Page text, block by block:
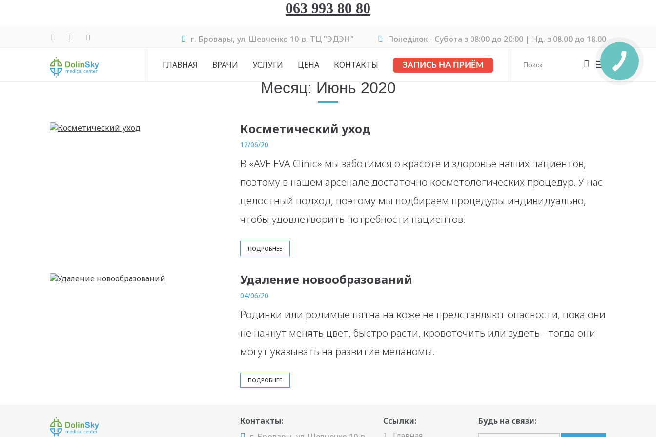
063 993 80 80
г. Бровары, ул. Шевченко 10-в, ТЦ "ЭДЭН" Понеділок - Cубота з 08:00 до 20:00 | Нд. з 08.00 до 18.00
ГЛАВНАЯ ВРАЧИ УСЛУГИ ЦЕНА КОНТАКТЫ ЗАПИСЬ НА ПРИЁМ
Месяц: Июнь 2020
Косметический уход
12/06/20
В «AVE EVA Clinic» мы заботимся о красоте и здоровье наших пациентов,
поэтому в нашем арсенале достаточно косметологических процедур. У нас
целостный подход, поэтому мы подбираем процедуры индивидуально,
чтобы удовлетворить потребности пациентов.
ПОДРОБНЕЕ
Удаление новообразований
04/06/20
Родинки или родимые пятна на коже не представляют опасности, пока они
не начнут менять цвет, быстро расти, кровоточить или зудеть - тогда они
могут указывать на развитие меланомы.
ПОДРОБНЕЕ
Контакты:
Ссылки:
Будь на связи: